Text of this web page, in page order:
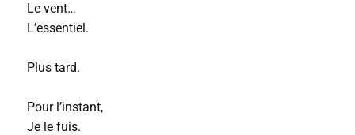
Le vent…
L’essentiel.
Plus tard.
Pour l’instant,
Je le fuis.